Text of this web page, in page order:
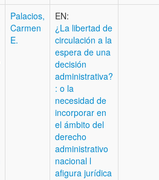
Palacios,
Carmen
E.
EN:
¿La libertad de
circulación a la
espera de una
decisión
administrativa?
: o la
necesidad de
incorporar en
el ámbito del
derecho
administrativo
nacional l
afigura jurídica